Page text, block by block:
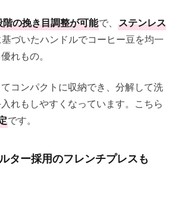
階の挽き目調整が可能で、 ステンレス
づいたハンドルでコーヒー豆を均一
れもの。
コンパクトに収納でき、分解して洗
れもしやすくなっています。こちら
です。
ター採用のフレンチプレスも